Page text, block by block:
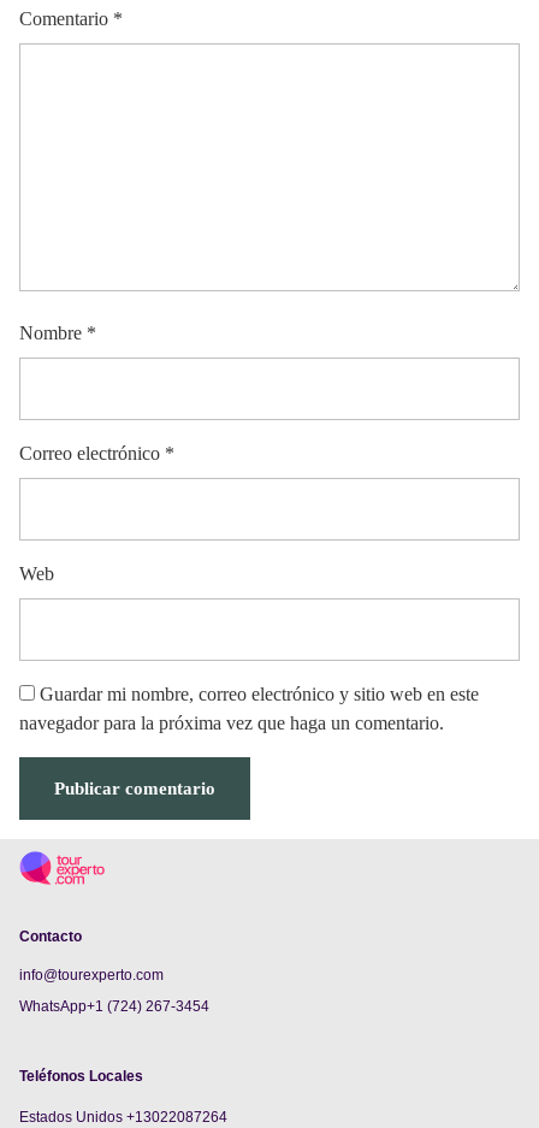
Comentario *
Nombre *
Correo electrónico *
Web
Guardar mi nombre, correo electrónico y sitio web en este
navegador para la próxima vez que haga un comentario.
Contacto
info@tourexperto.com
WhatsApp+1 (724) 267-3454
Teléfonos Locales
Estados Unidos +13022087264